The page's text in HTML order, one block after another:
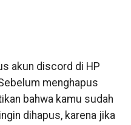
akun discord di HP
menghapus
bahwa kamu sudah
dihapus, karena jika